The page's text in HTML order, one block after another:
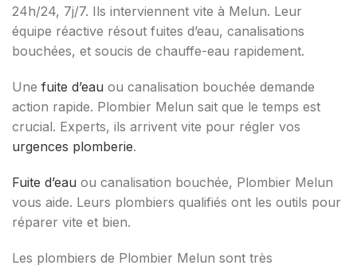
24h/24, 7j/7. Ils interviennent vite à Melun. Leur
équipe réactive résout fuites d’eau, canalisations
bouchées, et soucis de chauffe-eau rapidement.
Une fuite d’eau ou canalisation bouchée demande
action rapide. Plombier Melun sait que le temps est
crucial. Experts, ils arrivent vite pour régler vos
urgences plomberie.
Fuite d’eau ou canalisation bouchée, Plombier Melun
vous aide. Leurs plombiers qualifiés ont les outils pour
réparer vite et bien.
Les plombiers de Plombier Melun sont très